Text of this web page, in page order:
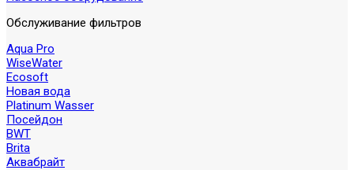
Обслуживание фильтров
Aqua Pro
WiseWater
Ecosoft
Новая вода
Platinum Wasser
Посейдон
BWT
Brita
Аквабрайт